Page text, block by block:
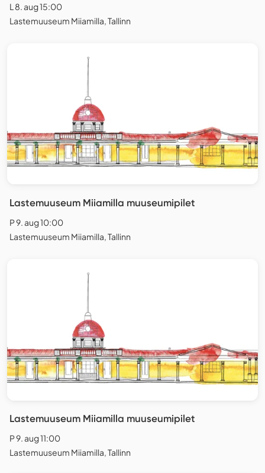
L 8. aug 15:00
Lastemuuseum Miiamilla, Tallinn
Lastemuuseum Miiamilla muuseumipilet
P 9. aug 10:00
Lastemuuseum Miiamilla, Tallinn
Lastemuuseum Miiamilla muuseumipilet
P 9. aug 11:00
Lastemuuseum Miiamilla, Tallinn